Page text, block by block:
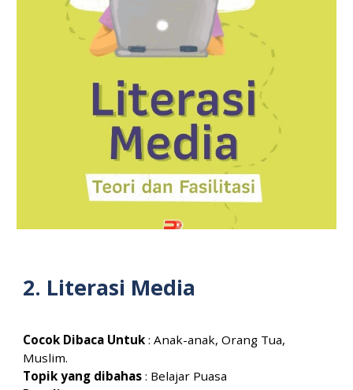
2. Literasi Media
Cocok Dibaca Untuk : Anak-anak, Orang Tua,
Muslim.
Topik yang dibahas : Belajar Puasa